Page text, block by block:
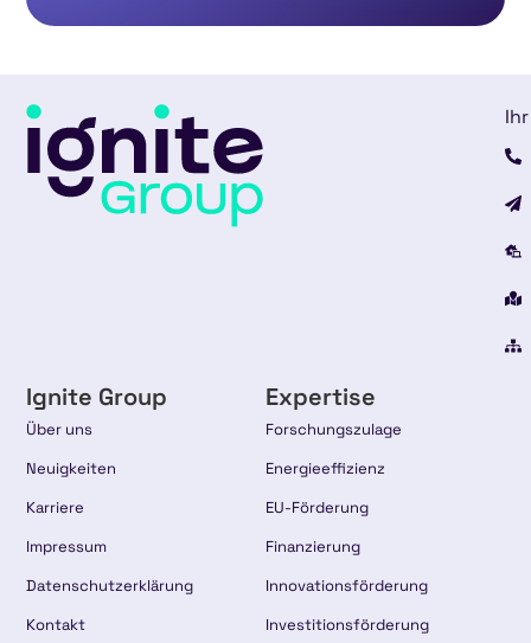
Ignite Group
Über uns
Neuigkeiten
Karriere
Impressum
Datenschutzerklärung
Kontakt
Expertise
Forschungszulage
Energieeffizienz
EU-Förderung
Finanzierung
Innovationsförderung
Investitionsförderung